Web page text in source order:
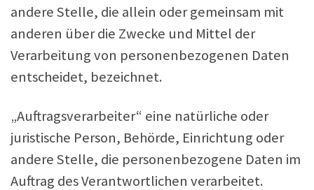
andere Stelle, die allein oder gemeinsam mit
anderen über die Zwecke und Mittel der
Verarbeitung von personenbezogenen Daten
entscheidet, bezeichnet.
„Auftragsverarbeiter“ eine natürliche oder
juristische Person, Behörde, Einrichtung oder
andere Stelle, die personenbezogene Daten im
Auftrag des Verantwortlichen verarbeitet.